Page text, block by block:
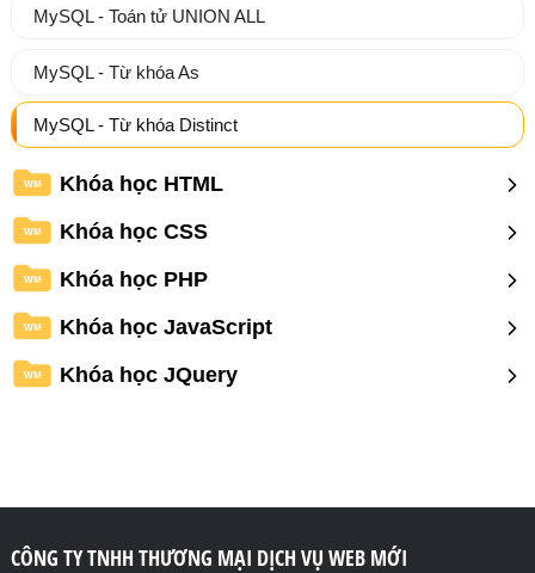
MySQL - Toán tử UNION ALL
MySQL - Từ khóa As
MySQL - Từ khóa Distinct
WM Khóa học HTML
WM Khóa học CSS
WM Khóa học PHP
WM Khóa học JavaScript
WM Khóa học JQuery
CÔNG TY TNHH THƯƠNG MẠI DỊCH VỤ WEB MỚI